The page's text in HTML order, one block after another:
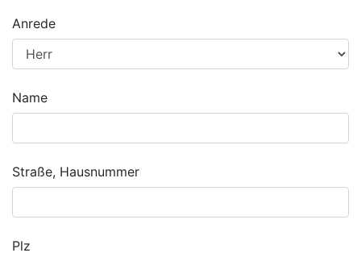
Anrede
Name
Straße, Hausnummer
Plz